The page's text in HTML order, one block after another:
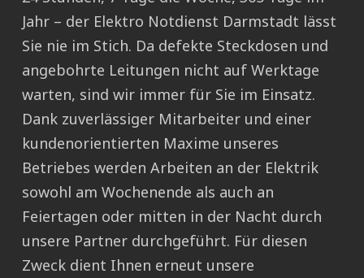
Jahr – der Elektro Notdienst Darmstadt lässt
Sie nie im Stich. Da defekte Steckdosen und
angebohrte Leitungen nicht auf Werktage
warten, sind wir immer für Sie im Einsatz.
Dank zuverlässiger Mitarbeiter und einer
kundenorientierten Maxime unseres
Betriebes werden Arbeiten an der Elektrik
sowohl am Wochenende als auch an
Feiertagen oder mitten in der Nacht durch
unsere Partner durchgeführt. Für diesen
Zweck dient Ihnen erneut unsere